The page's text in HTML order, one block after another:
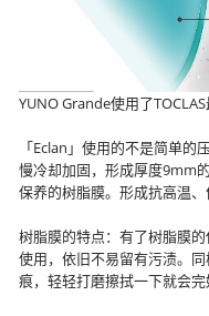
YUNO Grande使用了
「Eclan」使用的不是简单
慢冷却加固，形成厚度9mm
保养的树脂膜。形成抗高温、
树脂膜的特点：有了树脂膜
使用，依旧不易留有污渍。
痕，轻轻打磨擦拭一下就会完